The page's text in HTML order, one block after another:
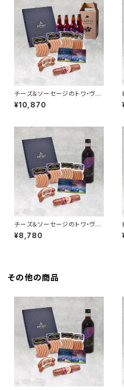
チーズ＆ソーセージのトワ・ヴェ
ールギフトセットと「黒松内カシ
スエール 330ml」4本
¥10,870
チーズ＆ソーセージのトワ・ヴェ
ールギフトセットと「黒松内カシ
スリキュール 500ml」1本
¥8,780
その他の商品